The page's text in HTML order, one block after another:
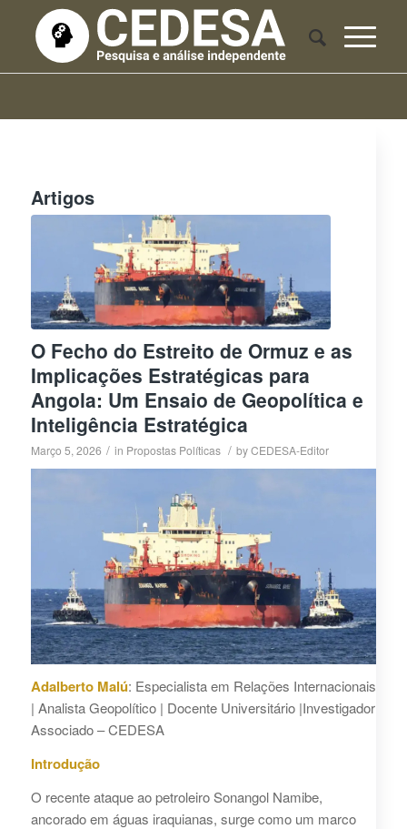
Artigos
O Fecho do Estreito de Ormuz e as
Implicações Estratégicas para
Angola: Um Ensaio de Geopolítica e
Inteligência Estratégica
Março 5, 2026 / in Propostas Políticas / byCEDESA-Editor
Adalberto Malú: Especialista em Relações Internacionais
| Analista Geopolítico | Docente Universitário |Investigador
Associado – CEDESA
Introdução
O recente ataque ao petroleiro Sonangol Namibe,
ancorado em águas iraquianas, surge como um marco